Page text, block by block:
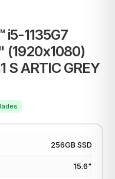
i5-1135G7
(1920x1080)
S ARTIC GREY
256GB SSD
15.6"